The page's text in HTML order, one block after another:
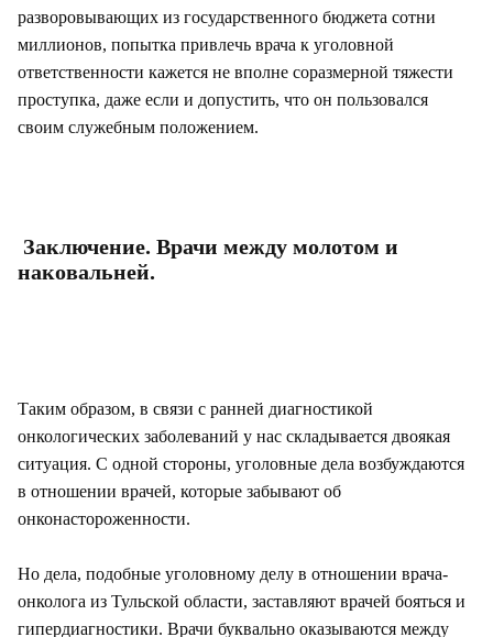
разворовывающих из государственного бюджета сотни
миллионов, попытка привлечь врача к уголовной
ответственности кажется не вполне соразмерной тяжести
проступка, даже если и допустить, что он пользовался
своим служебным положением.
Заключение. Врачи между молотом и
наковальней.
Таким образом, в связи с ранней диагностикой
онкологических заболеваний у нас складывается двоякая
ситуация. С одной стороны, уголовные дела возбуждаются
в отношении врачей, которые забывают об
онконастороженности.
Но дела, подобные уголовному делу в отношении врача-
онколога из Тульской области, заставляют врачей бояться и
гипердиагностики. Врачи буквально оказываются между